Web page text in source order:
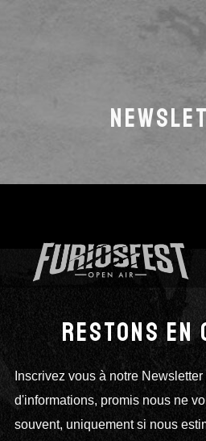
RESTONS EN
Inscrivez vous à notre
d'informations, promis nous ne
souvent, uniquement si nous